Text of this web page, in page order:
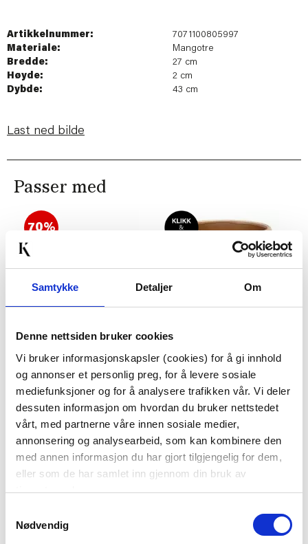
Samtykke Detaljer Om
Denne nettsiden bruker cookies
Vi bruker informasjonskapsler (cookies) for å gi innhold
og annonser et personlig preg, for å levere sosiale
mediefunksjoner og for å analysere trafikken vår. Vi deler
dessuten informasjon om hvordan du bruker nettstedet
vårt, med partnerne våre innen sosiale medier,
annonsering og analysearbeid, som kan kombinere den
med annen informasjon du har gjort tilgjengelig for dem,
eller som de har samlet inn gjennom din bruk av
tjenestene deres.
Nødvendig
Artikkelnummer:
7071100805997
Materiale:
Mangotre
Bredde:
27 cm
Høyde:
2 cm
Dybde:
43 cm
Last ned bilde
Passer med
70%
FIGUR SKILPADDE
149,70
Før499,00
KJØP
32,5 CM
399,00
Før1.699,00
Vis mer